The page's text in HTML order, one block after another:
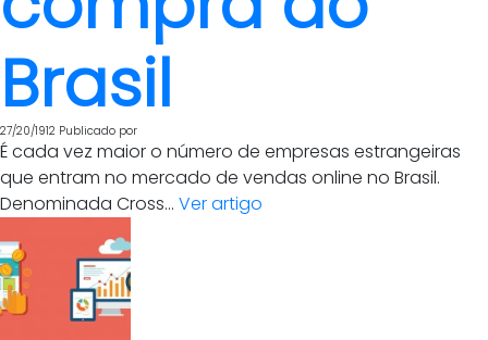
Brasil
27/20/1912 Publicado por
É cada vez maior o número de empresas estrangeiras
que entram no mercado de vendas online no Brasil.
Denominada Cross... Ver artigo